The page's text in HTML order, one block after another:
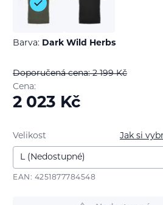
Barva: Dark Wild Herbs
Doporučená cena: 2 199Kč
Cena:
2 023 Kč
Jak si
Velikost
EAN: 4251877784548